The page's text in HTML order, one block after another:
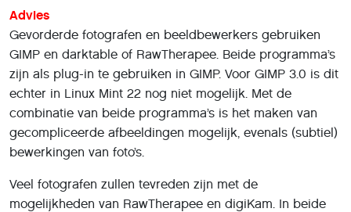
Advies
Gevorderde fotografen en beeldbewerkers gebruiken
GIMP en darktable of RawTherapee. Beide programma’s
zijn als plug-in te gebruiken in GIMP. Voor GIMP 3.0 is dit
echter in Linux Mint 22 nog niet mogelijk. Met de
combinatie van beide programma’s is het maken van
gecompliceerde afbeeldingen mogelijk, evenals (subtiel)
bewerkingen van foto’s.
Veel fotografen zullen tevreden zijn met de
mogelijkheden van RawTherapee en digiKam. In beide